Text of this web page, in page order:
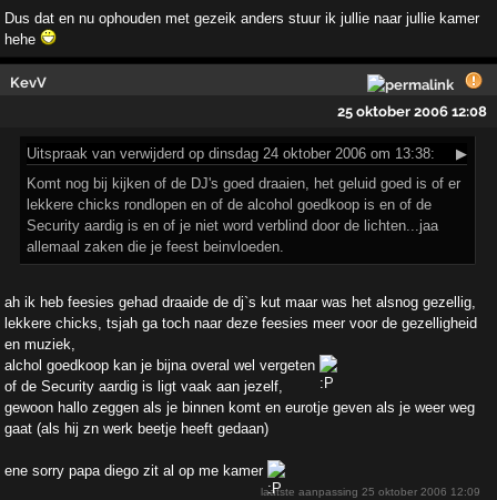
Dus dat en nu ophouden met gezeik anders stuur ik jullie naar jullie kamer
hehe
KevV
25 oktober 2006 12:08
Uitspraak van verwijderd op dinsdag 24 oktober 2006 om 13:38:
▶
Komt nog bij kijken of de DJ's goed draaien, het geluid goed is of er
lekkere chicks rondlopen en of de alcohol goedkoop is en of de
Security aardig is en of je niet word verblind door de lichten...jaa
allemaal zaken die je feest beinvloeden.
ah ik heb feesies gehad draaide de dj`s kut maar was het alsnog gezellig,
lekkere chicks, tsjah ga toch naar deze feesies meer voor de gezelligheid
en muziek,
alchol goedkoop kan je bijna overal wel vergeten
of de Security aardig is ligt vaak aan jezelf,
gewoon hallo zeggen als je binnen komt en eurotje geven als je weer weg
gaat (als hij zn werk beetje heeft gedaan)
ene sorry papa diego zit al op me kamer
laatste aanpassing25 oktober 2006 12:09